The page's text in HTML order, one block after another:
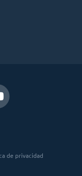
de privacidad